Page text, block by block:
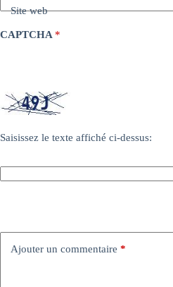
Site web
CAPTCHA *
Saisissez le texte affiché ci-dessus:
Ajouter un commentaire *